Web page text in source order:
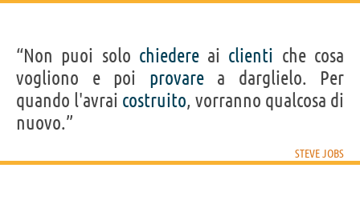
“Non puoi solo chiedereai clienti che cosa
vogliono e poi provarea darglielo. Per
quando l'avrai costruito, vorranno qualcosa di
nuovo.”
STEVE JOBS